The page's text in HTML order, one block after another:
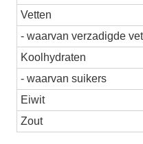
Vetten
- waarvan verzadigde
Koolhydraten
- waarvan suikers
Eiwit
Zout